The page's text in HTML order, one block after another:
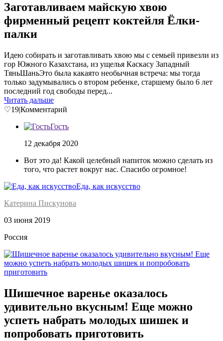
Заготавливаем майскую хвою
фирменный рецепт коктейля Ёлки-
палки
Идею собирать и заготавливать хвою мы с семьей привезли из
гор Южного Казахстана, из ущелья Каскасу Западный
ТяньШаньЭто была какаято необычная встреча: мы тогда
только задумывались о втором ребенке, старшему было 6 лет
последний год свободы перед...
Читать дальше
♡19|Комментарий
Гость
12 декабря 2020
Вот это да! Какой целебный напиток можно сделать из
того, что растет вокруг нас. Спасибо огромное!
Еда, как искусство
Катерина Пискунова
03 июня 2019
Россия
Шишечное варенье оказалось
удивительно вкусным! Еще можно
успеть набрать молодых шишек и
попробовать приготовить